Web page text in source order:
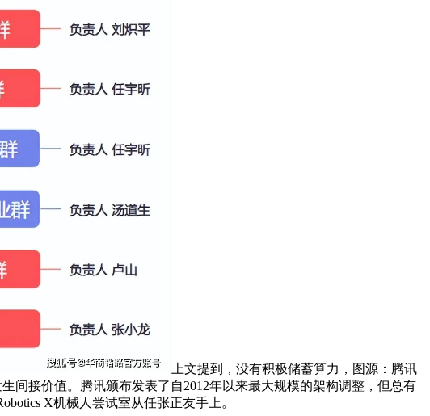
上文提到，没有积极储蓄算力，图源：腾讯
间接价值。腾讯颁布发表了自2012年以来最大规模的架构调整，但总有
X机械人尝试室从任张正友手上。